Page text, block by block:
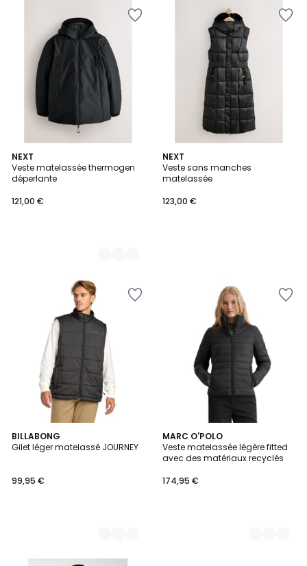
NEXT
Veste matelassée thermogen
déperlante
121,00 €
2
Couleurs
NEXT
Veste sans manches
matelassée
123,00 €
BILLABONG
Gilet léger matelassé JOURNEY
99,95 €
2
Couleurs
MARC O'POLO
Veste matelassée légère fitted
avec des matériaux recyclés
174,95 €
4
Couleurs